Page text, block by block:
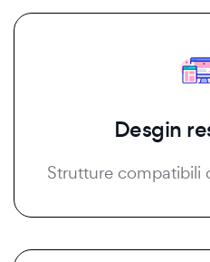
Desgin
Strutture compatibili